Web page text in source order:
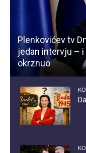
Plenkovićev tv
jedan intervju –
okrznuo